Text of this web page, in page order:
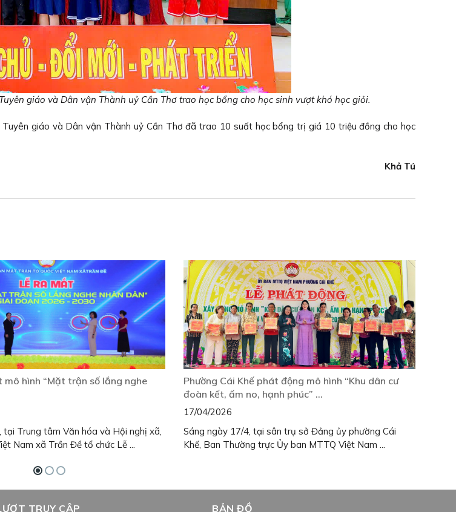
giáo và Dân vận Thành uỷ Cần Thơ trao học bổng cho học sinh vượt khó học giỏi.
giáo và Dân vận Thành uỷ Cần Thơ đã trao 10 suất học bổng trị giá 10 triệu đồng cho học
Khả Tú
hình “Mặt trận số lắng nghe
tại Trung tâm Văn hóa và Hội nghị xã,
Nam xã Trần Đề tổ chức Lễ ...
Phường Cái Khế phát động mô hình “Khu dân cư
đoàn kết, ấm no, hạnh phúc” ...
17/04/2026
Sáng ngày 17/4, tại sân trụ sở Đảng ủy phường Cái
Khế, Ban Thường trực Ủy ban MTTQ Việt Nam ...
TRUY CẬP BẢN ĐỒ